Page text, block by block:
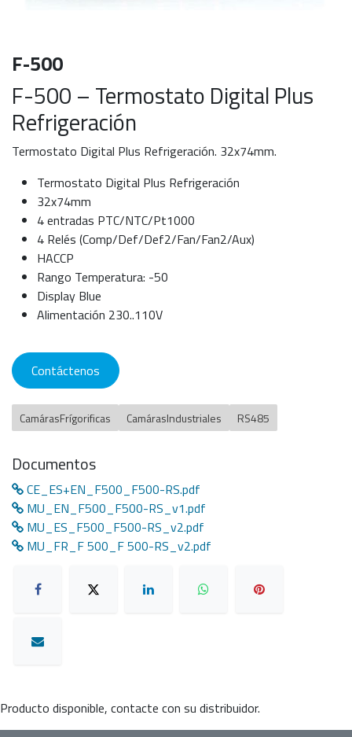
F-500
F-500 – Termostato Digital Plus
Refrigeración
Termostato Digital Plus Refrigeración. 32x74mm.
Termostato Digital Plus Refrigeración
32x74mm
4 entradas PTC/NTC/Pt1000
4 Relés (Comp/Def/Def2/Fan/Fan2/Aux)
HACCP
Rango Temperatura: -50
Display Blue
Alimentación 230..110V
Contáctenos
CamárasFrígorificas CamárasIndustriales RS485
Documentos
CE_ES+EN_F500_F500-RS.pdf
MU_EN_F500_F500-RS_v1.pdf
MU_ES_F500_F500-RS_v2.pdf
MU_FR_F 500_F 500-RS_v2.pdf
Producto disponible, contacte con su distribuidor.